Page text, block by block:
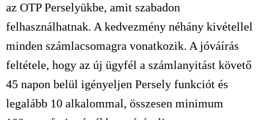
az OTP Perselyükbe, amit szabadon
felhasználhatnak. A kedvezmény néhány kivétellel
minden számlacsomagra vonatkozik. A jóváírás
feltétele, hogy az új ügyfél a számlanyitást követő
45 napon belül igényeljen Persely funkciót és
legalább 10 alkalommal, összesen minimum